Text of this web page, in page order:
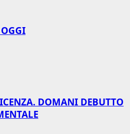
DOMANI DEBUTTO